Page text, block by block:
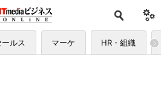
ールス マーケ HR・組織